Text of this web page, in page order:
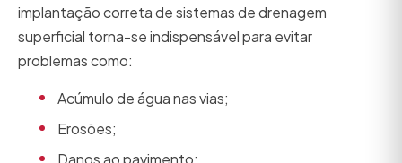
implantação correta de sistemas de drenagem
superficial torna-se indispensável para evitar
problemas como:
Acúmulo de água nas vias;
Erosões;